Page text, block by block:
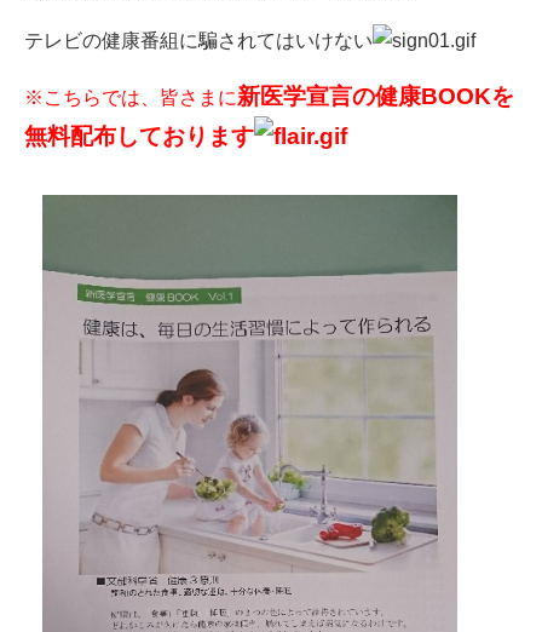
テレビの健康番組に騙されてはいけない
※こちらでは、皆さまに新医学宣言の健康BOOKを
無料配布しております